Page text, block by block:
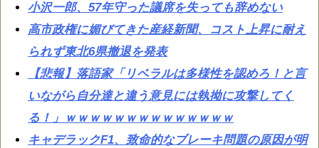
小沢一郎、57年守った議席を失っても辞めない
高市政権に媚びてきた産経新聞、コスト上昇に耐え
られず東北6県撤退を発表
【悲報】落語家「リベラルは多様性を認めろ！と言
いながら自分達と違う意見には執拗に攻撃してく
る！」ｗｗｗｗｗｗｗｗｗｗｗｗｗｗ
キャデラックF1、致命的なブレーキ問題の原因が明